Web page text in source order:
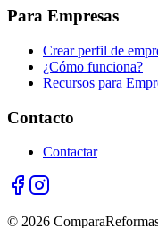
Para Empresas
Crear perfil de
¿Cómo funciona?
Recursos para
Contacto
Contactar
© 2026